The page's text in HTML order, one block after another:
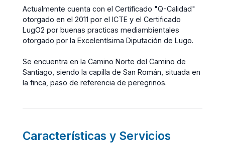
Actualmente cuenta con el Certificado "Q-Calidad"
otorgado en el 2011 por el ICTE y el Certificado
LugO2 por buenas practicas mediambientales
otorgado por la Excelentísima Diputación de Lugo.
Se encuentra en la Camino Norte del Camino de
Santiago, siendo la capilla de San Román, situada en
la finca, paso de referencia de peregrinos.
Características y Servicios